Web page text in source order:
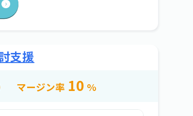
支援
マージン率 10 %